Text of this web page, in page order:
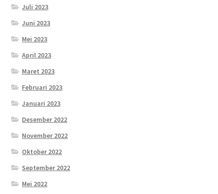
Juli 2023
Juni 2023
Mei 2023
April 2023
Maret 2023
Februari 2023
Januari 2023
Desember 2022
November 2022
Oktober 2022
September 2022
Mei 2022